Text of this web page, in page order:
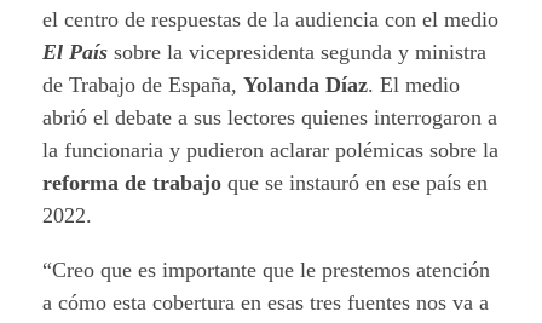
el centro de respuestas de la audiencia con el medio
El País sobre la vicepresidenta segunda y ministra
de Trabajo de España, Yolanda Díaz. El medio
abrió el debate a sus lectores quienes interrogaron a
la funcionaria y pudieron aclarar polémicas sobre la
reforma de trabajo que se instauró en ese país en
2022.
“Creo que es importante que le prestemos atención
a cómo esta cobertura en esas tres fuentes nos va a